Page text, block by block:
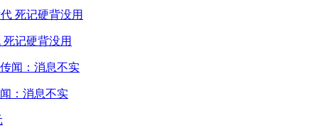
记硬背没用
：消息不实